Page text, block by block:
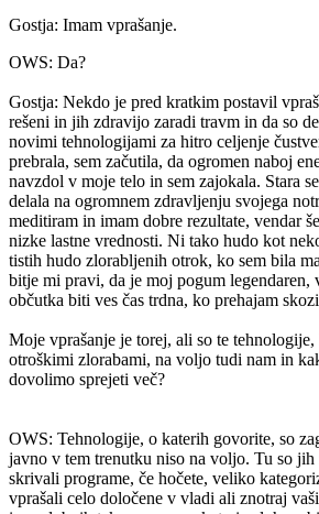
Gostja: Imam vprašanje.
OWS: Da?
Gostja: Nekdo je pred kratkim postavil
rešeni in jih zdravijo zaradi travm in da so
novimi tehnologijami za hitro celjenje
prebrala, sem začutila, da ogromen naboj
navzdol v moje telo in sem zajokala. Stara
delala na ogromnem zdravljenju svojega
meditiram in imam dobre rezultate, vendar
nizke lastne vrednosti. Ni tako hudo kot
tistih hudo zlorabljenih otrok, ko sem bila
bitje mi pravi, da je moj pogum legendaren,
občutka biti ves čas trdna, ko prehajam
Moje vprašanje je torej, ali so te
otroškimi zlorabami, na voljo tudi nam in
dovolimo sprejeti več?
OWS: Tehnologije, o katerih govorite, so
javno v tem trenutku niso na voljo. Tu so
skrivali programe, če hočete, veliko
vprašali celo določene v vladi ali znotraj